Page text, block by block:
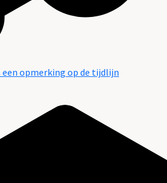
opmerking op de tijdlijn